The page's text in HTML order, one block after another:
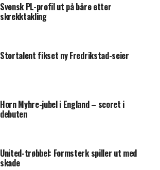
Svensk PL-profil ut på båre etter
skrekktakling
Stortalent fikset ny Fredrikstad-seier
Horn Myhre-jubel i England – scoret i
debuten
United-trøbbel: Formsterk spiller ut med
skade